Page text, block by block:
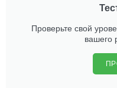
Проверьте свой
вашего